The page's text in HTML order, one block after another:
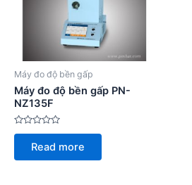
Máy đo độ bền gấp
Máy đo độ bền gấp PN-
NZ135F
Rated
of
Read more